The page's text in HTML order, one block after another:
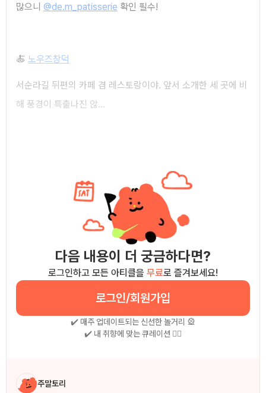
많으니 @de.m_patisserie 확인 필수!
🍝 노우즈창덕
서순라길 뒤편의 카페 겸 레스토랑이야. 앞서 소개한 세 곳에 비
해 풍경이 특출나진 않...
다음 내용이 더 궁금하다면?
로그인하고 모든 아티클을 무료로 즐겨보세요!
로그인/회원가입
✔️ 매주 업데이트되는 신선한 놀거리 🎡
✔️ 내 취향에 맞는 큐레이션 🧚‍♀
작성자 소개
주말토리